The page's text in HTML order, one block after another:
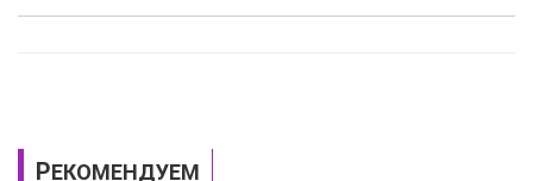
РЕКОМЕНДУЕМ